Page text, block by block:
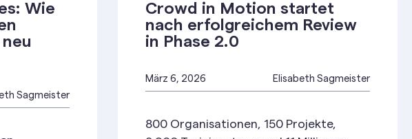
Wie
Sagmeister
Crowd in Motion startet
nach erfolgreichem Review
in Phase 2.0
März 6, 2026 Elisabeth Sagmeister
800 Organisationen, 150 Projekte,